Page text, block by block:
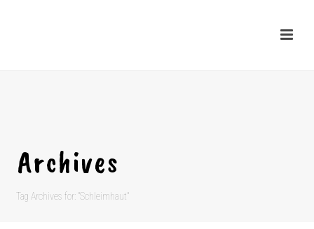
Archives
Tag Archives for: "Schleimhaut"